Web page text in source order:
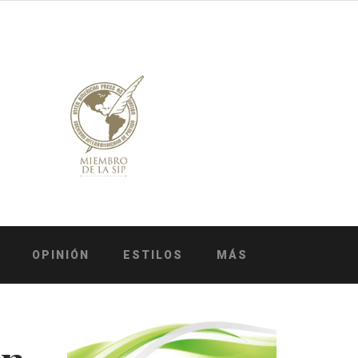
OPINIÓN ESTILOS MÁS